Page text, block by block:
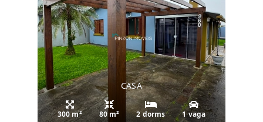
CASA
300 m² 80 m² 2 dorms 1 vaga